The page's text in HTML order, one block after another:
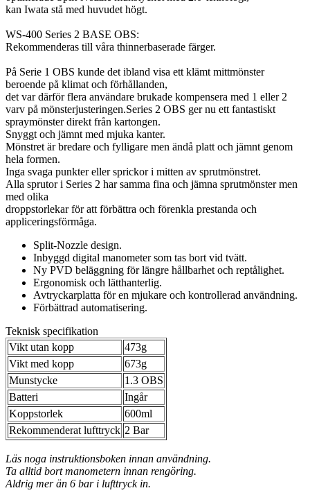
kan Iwata stå med huvudet högt.
WS-400 Series 2 BASE OBS:
Rekommenderas till våra thinnerbaserade färger.
På Serie 1 OBS kunde det ibland visa ett klämt mittmönster
beroende på klimat och förhållanden,
det var därför flera användare brukade kompensera med 1 eller 2
varv på mönsterjusteringen.Series 2 OBS ger nu ett fantastiskt
spraymönster direkt från kartongen.
Snyggt och jämnt med mjuka kanter.
Mönstret är bredare och fylligare men ändå platt och jämnt genom
hela formen.
Inga svaga punkter eller sprickor i mitten av sprutmönstret.
Alla sprutor i Series 2 har samma fina och jämna sprutmönster men
med olika
droppstorlekar för att förbättra och förenkla prestanda och
appliceringsförmåga.
Split-Nozzle design.
Inbyggd digital manometer som tas bort vid tvätt.
Ny PVD beläggning för längre hållbarhet och reptålighet.
Ergonomisk och lätthanterlig.
Avtryckarplatta för en mjukare och kontrollerad användning.
Förbättrad automatisering.
Teknisk specifikation
Vikt utan kopp
473g
Vikt med kopp
673g
Munstycke
1.3 OBS
Batteri
Ingår
Koppstorlek
600ml
Rekommenderat lufttryck 2 Bar
Läs noga instruktionsboken innan användning.
Ta alltid bort manometern innan rengöring.
Aldrig mer än 6 bar i lufttryck in.